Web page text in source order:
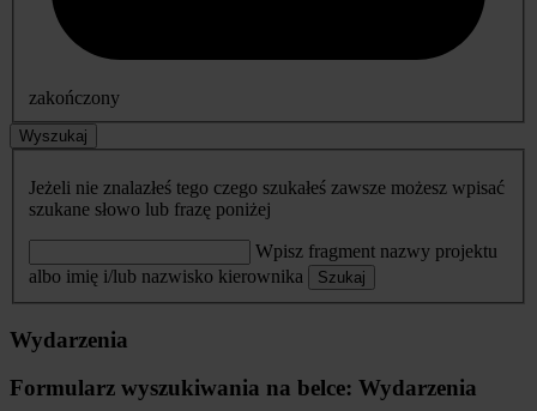
zakończony
Wyszukaj
Jeżeli nie znalazłeś tego czego szukałeś zawsze możesz wpisać
szukane słowo lub frazę poniżej
Wpisz fragment nazwy projektu
albo imię i/lub nazwisko kierownika
Szukaj
Wydarzenia
Formularz wyszukiwania na belce: Wydarzenia